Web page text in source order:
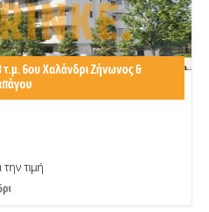
τ.μ. 6ου Χαλάνδρι Ζήνωνος &
τιμή